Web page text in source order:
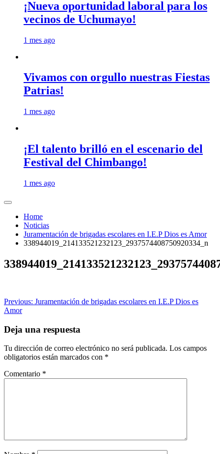
¡Nueva oportunidad laboral para los
vecinos de Uchumayo!
1 mes ago
Vivamos con orgullo nuestras Fiestas
Patrias!
1 mes ago
¡El talento brilló en el escenario del
Festival del Chimbango!
1 mes ago
Home
Noticias
Juramentación de brigadas escolares en I.E.P Dios es Amor
338944019_214133521232123_2937574408750920334_n
Navegación
de
entradas
Previous: Juramentación de brigadas escolares en I.E.P Dios es
Amor
Deja una respuesta
Tu dirección de correo electrónico no será publicada. Los campos
obligatorios están marcados con *
Comentario *